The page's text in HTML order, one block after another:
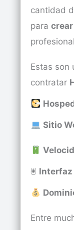
cantidad
para
Estas son
contratar
Sitio
🖲
Entre